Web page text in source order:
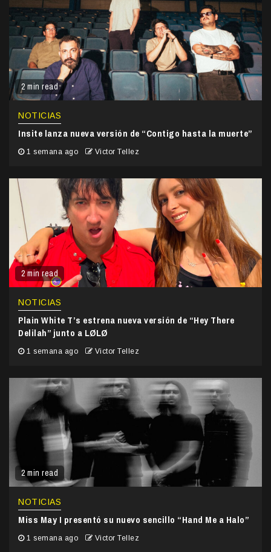
2 min read
NOTICIAS
Insite lanza nueva versión de “Contigo hasta la muerte”
1 semana ago Victor Tellez
2 min read
NOTICIAS
Plain White T’s estrena nueva versión de “Hey There
Delilah” junto a LØLØ
1 semana ago Victor Tellez
2 min read
NOTICIAS
Miss May I presentó su nuevo sencillo “Hand Me a Halo”
1 semana ago Victor Tellez